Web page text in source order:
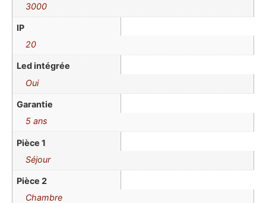
3000
IP
20
Led intégrée
Oui
Garantie
5 ans
Pièce 1
Séjour
Pièce 2
Chambre